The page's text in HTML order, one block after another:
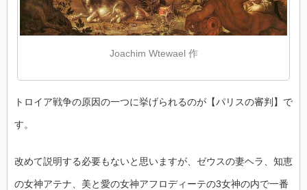
Joachim Wtewael 作
トロイア戦争の原因の一つに挙げられるのが【パリスの審判】で
す。
改めて説明する必要もないと思いますが、ゼウスの妻ヘラ、知恵
の女神アテナ、美と愛の女神アフロディーテの3女神の内で一番